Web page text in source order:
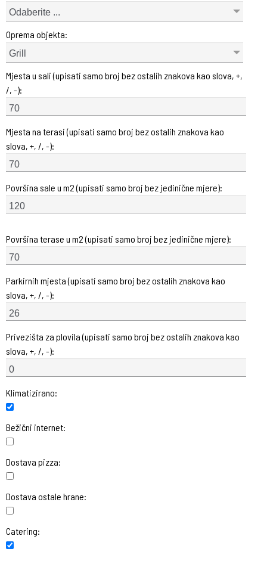
Odaberite ...
Oprema objekta:
Grill
Mjesta u sali (upisati samo broj bez ostalih znakova kao slova, +,
/, -):
Mjesta na terasi (upisati samo broj bez ostalih znakova kao
slova, +, /, -):
Površina sale u m2 (upisati samo broj bez jedinične mjere):
Površina terase u m2 (upisati samo broj bez jedinične mjere):
Parkirnih mjesta (upisati samo broj bez ostalih znakova kao
slova, +, /, -):
Privezišta za plovila (upisati samo broj bez ostalih znakova kao
slova, +, /, -):
Klimatizirano:
Bežični internet:
Dostava pizza:
Dostava ostale hrane:
Catering: